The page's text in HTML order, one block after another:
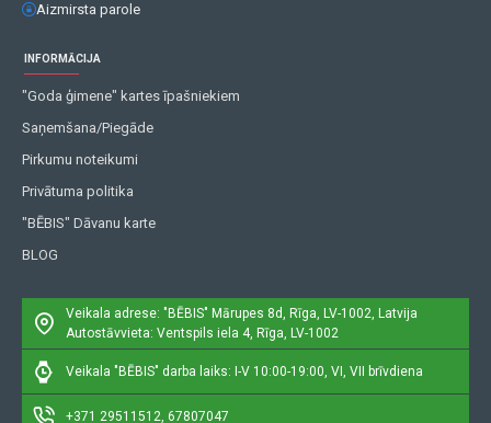
Aizmirsta parole
INFORMĀCIJA
"Goda ģimene" kartes īpašniekiem
Saņemšana/Piegāde
Pirkumu noteikumi
Privātuma politika
"BĒBIS" Dāvanu karte
BLOG
Veikala adrese: "BĒBIS" Mārupes 8d, Rīga, LV-1002, Latvija
Autostāvvieta: Ventspils iela 4, Rīga, LV-1002
Veikala "BĒBIS" darba laiks: I-V 10:00-19:00, VI, VII brīvdiena
+371 29511512, 67807047